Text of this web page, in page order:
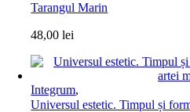
Tarangul Marin
48,00lei
Integrum,
Universul estetic. Timpul și